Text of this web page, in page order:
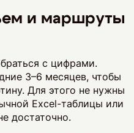
и маршруты
с цифрами.
3–6 месяцев, чтобы
Для этого не нужны
Excel-таблицы или
достаточно.